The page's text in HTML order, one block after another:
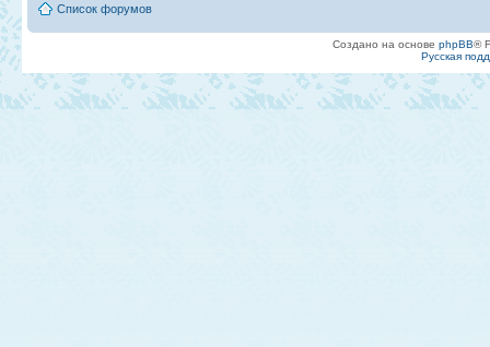
Список форумов
Создано на основе phpBB®
Русская